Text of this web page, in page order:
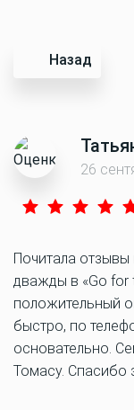
Назад
26
Почитала
дважды в «Go for
положительный
быстро, по
основательно.
Томасу. Спасибо